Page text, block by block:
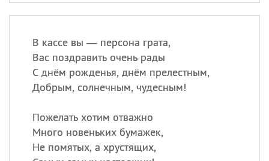
В кассе вы — персона грата,
Вас поздравить очень рады
С днём рожденья, днём прелестным,
Добрым, солнечным, чудесным!
Пожелать хотим отважно
Много новеньких бумажек,
Не помятых, а хрустящих,